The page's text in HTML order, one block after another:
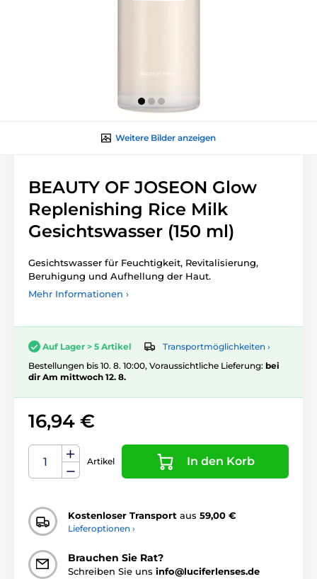
Weitere Bilder anzeigen
BEAUTY OF JOSEON Glow
Replenishing Rice Milk
Gesichtswasser (150 ml)
Gesichtswasser für Feuchtigkeit, Revitalisierung,
Beruhigung und Aufhellung der Haut.
Mehr Informationen ›
Auf Lager > 5 Artikel
Transportmöglichkeiten ›
Bestellungen bis 10. 8. 10:00, Voraussichtliche Lieferung: bei
dir Am mittwoch 12. 8.
16,94 €
Artikel In den Korb
Kostenloser Transport aus 59,00 €
Lieferoptionen ›
Brauchen Sie Rat?
Schreiben Sie uns info@luciferlenses.de